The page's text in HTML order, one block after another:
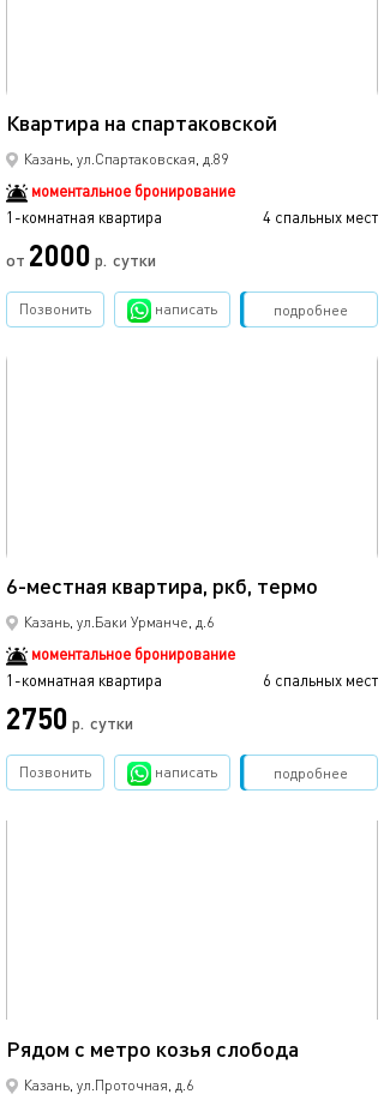
Квартира на спартаковской
Казань, ул.Спартаковская, д.89
моментальное бронирование
1-комнатная квартира
4 спальных мест
от 2000 р. сутки
подробнее
Позвонить написать Забронировать
6-местная квартира, ркб, термо
Казань, ул.Баки Урманче, д.6
моментальное бронирование
1-комнатная квартира
6 спальных мест
2750 р. сутки
подробнее
Позвонить написать Забронировать
Рядом с метро козья слобода
Казань, ул.Проточная, д.6